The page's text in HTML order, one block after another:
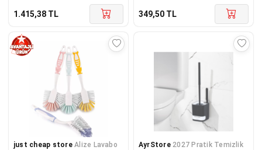
1.415,38 TL 349,50 TL
just cheap store Alize Lavabo
AyrStore 2027 Pratik Temizlik